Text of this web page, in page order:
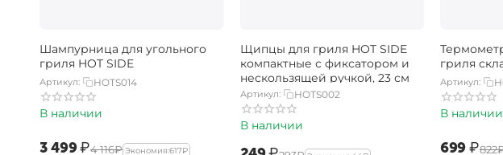
Шампурница для угольного
гриля HOT SIDE
Артикул: HOTS014
В наличии
‍3 499‍₽‍4 116‍₽ Экономия:‍617‍₽
Щипцы для гриля HOT SIDE
компактные с фиксатором и
нескользящей ручкой, 23 см
Артикул: HOTS002
В наличии
гриля
Артикул:
В наличии
‍699‍₽‍822‍